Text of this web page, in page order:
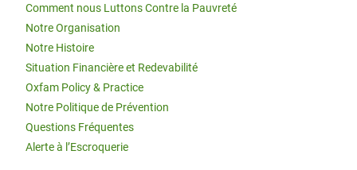
Comment nous Luttons Contre la Pauvreté
Notre Organisation
Notre Histoire
Situation Financière et Redevabilité
Oxfam Policy & Practice
Notre Politique de Prévention
Questions Fréquentes
Alerte à l’Escroquerie